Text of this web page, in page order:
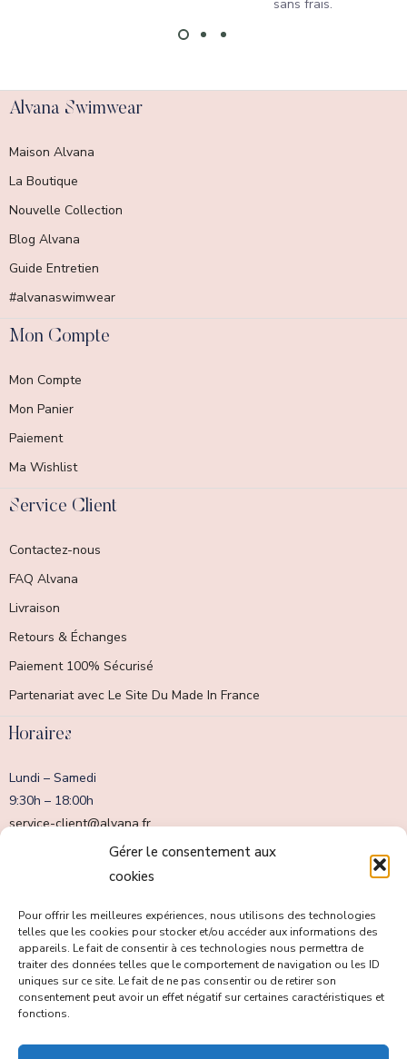
Gérer le consentement aux
cookies
Pour offrir les meilleures expériences, nous utilisons des technologies
telles que les cookies pour stocker et/ou accéder aux informations des
appareils. Le fait de consentir à ces technologies nous permettra de
traiter des données telles que le comportement de navigation ou les ID
uniques sur ce site. Le fait de ne pas consentir ou de retirer son
consentement peut avoir un effet négatif sur certaines caractéristiques et
fonctions.
sans frais.
Alvana Swimwear
Maison Alvana
La Boutique
Nouvelle Collection
Blog Alvana
Guide Entretien
#alvanaswimwear
Mon Compte
Mon Compte
Mon Panier
Paiement
Ma Wishlist
Service Client
Contactez-nous
FAQ Alvana
Livraison
Retours & Échanges
Paiement 100% Sécurisé
Partenariat avec Le Site Du Made In France
Horaires
Lundi – Samedi
9:30h – 18:00h
service-client@alvana.fr